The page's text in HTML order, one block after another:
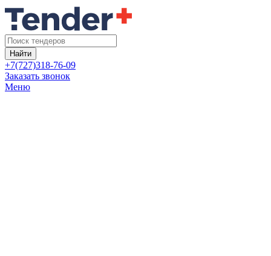
Найти
+7(727)318-76-09
Заказать звонок
Меню